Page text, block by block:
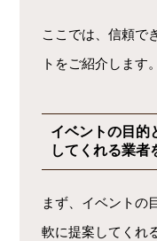
ここでは、信頼で
トをご紹介します。
イベントの目的
してくれる業者
まず、イベントの
軟に提案してくれ